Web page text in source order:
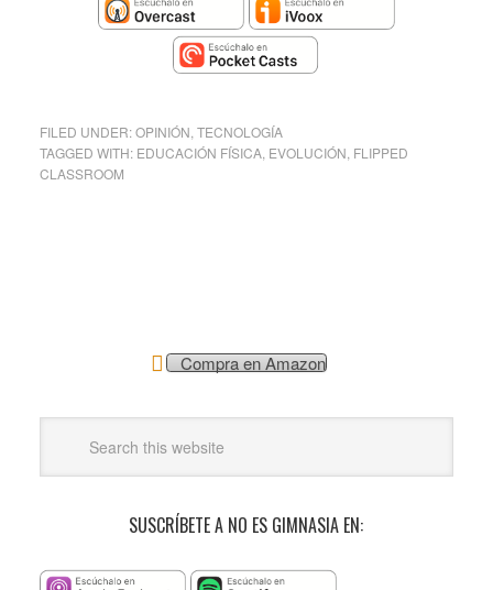
FILED UNDER:OPINIÓN TECNOLOGÍA
TAGGED WITH: EDUCACIÓN FÍSICA, EVOLUCIÓN FLIPPED
CLASSROOM
Compra en Amazon
SUSCRÍBETE A NO ES GIMNASIA EN: